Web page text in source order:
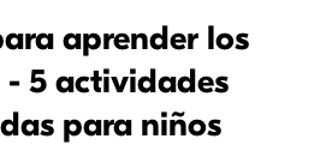
aprender los
- 5 actividades
para niños